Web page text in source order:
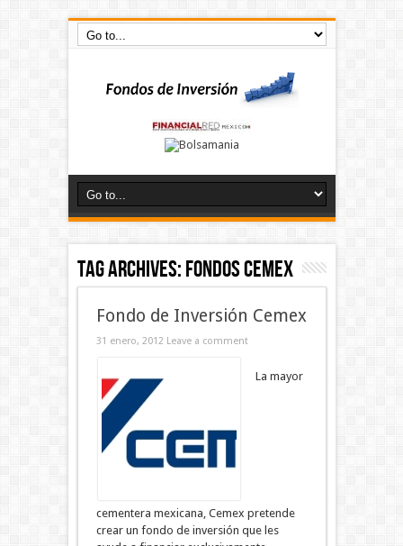
Tag Archives:fondos cemex
Fondo de Inversión Cemex
31 enero, 2012 Leave a comment
La mayor
cementera mexicana, Cemex pretende
crear un fondo de inversión que les